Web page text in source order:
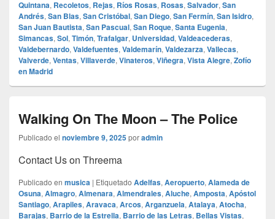
Quintana, Recoletos, Rejas, Ríos Rosas, Rosas, Salvador, San
Andrés, San Blas, San Cristóbal, San Diego, San Fermín, San Isidro,
San Juan Bautista, San Pascual, San Roque, Santa Eugenia,
Simancas, Sol, Timón, Trafalgar, Universidad, Valdeacederas,
Valdebernardo, Valdefuentes, Valdemarín, Valdezarza, Vallecas,
Valverde, Ventas, Villaverde, Vinateros, Viñegra, Vista Alegre, Zofío
en Madrid
Walking On The Moon – The Police
Publicado el noviembre 9, 2025poradmin
Contact Us on Threema
Publicado en musica | Etiquetado Adelfas, Aeropuerto, Alameda de
Osuna, Almagro, Almenara, Almendrales, Aluche, Amposta, Apóstol
Santiago, Arapiles, Aravaca, Arcos, Arganzuela, Atalaya, Atocha,
Barajas, Barrio de la Estrella, Barrio de las Letras, Bellas Vistas,